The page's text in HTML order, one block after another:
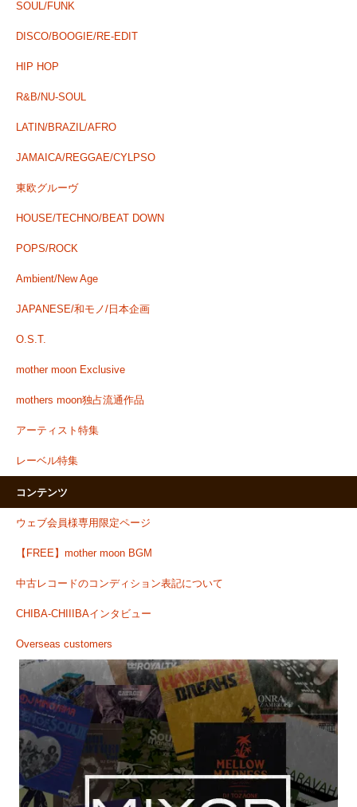
SOUL/FUNK
DISCO/BOOGIE/RE-EDIT
HIP HOP
R&B/NU-SOUL
LATIN/BRAZIL/AFRO
JAMAICA/REGGAE/CYLPSO
東欧グルーヴ
HOUSE/TECHNO/BEAT DOWN
POPS/ROCK
Ambient/New Age
JAPANESE/和モノ/日本企画
O.S.T.
mother moon Exclusive
mothers moon独占流通作品
アーティスト特集
レーベル特集
コンテンツ
ウェブ会員様専用限定ページ
【FREE】mother moon BGM
中古レコードのコンディション表記について
CHIBA-CHIIIBAインタビュー
Overseas customers